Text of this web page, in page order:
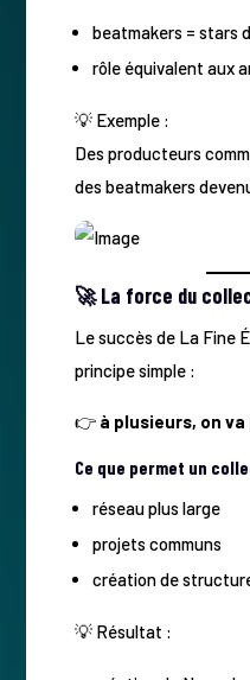
beatmakers = stars
rôle équivalent aux
💡 Exemple :
Des producteurs
des beatmakers
🚀 La force du
Le succès de La Fine
principe simple :
👉 à plusieurs, on va
Ce que permet un
réseau plus large
projets communs
création de
💡 Résultat :